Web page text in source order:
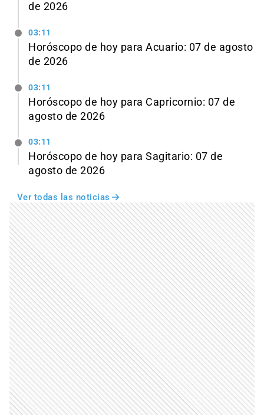
de 2026
03:11
Horóscopo de hoy para Acuario: 07 de agosto
de 2026
03:11
Horóscopo de hoy para Capricornio: 07 de
agosto de 2026
03:11
Horóscopo de hoy para Sagitario: 07 de
agosto de 2026
Ver todas las noticias